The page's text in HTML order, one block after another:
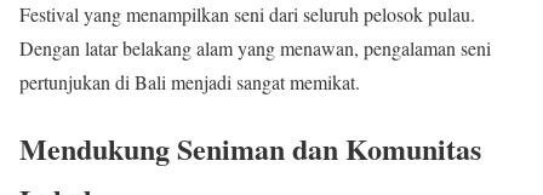
Festival yang menampilkan seni dari seluruh pelosok pulau.
Dengan latar belakang alam yang menawan, pengalaman seni
pertunjukan di Bali menjadi sangat memikat.
Mendukung Seniman dan Komunitas